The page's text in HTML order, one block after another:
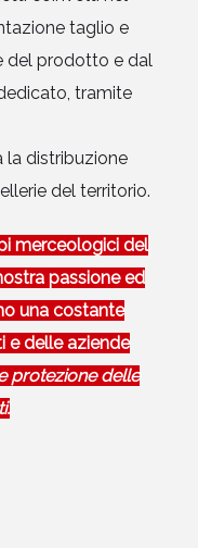
taglio e
del prodotto e dal
tramite
la distribuzione
del territorio.
merceologici del
passione ed
una costante
e delle aziende
protezione delle